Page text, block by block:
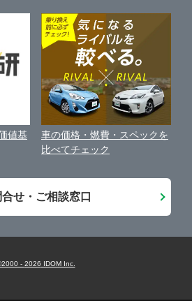
る基本方針
値基
車の価格・燃費・スペックを
比べてチェック
せ・ご相談窓口
- 2026 IDOM Inc.